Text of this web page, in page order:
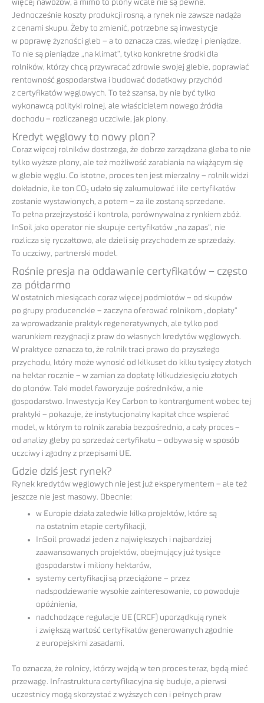
więcej nawozów, a mimo to plony wcale nie są pewne.
Jednocześnie koszty produkcji rosną, a rynek nie zawsze nadąża
z cenami skupu. Żeby to zmienić, potrzebne są inwestycje
w poprawę żyzności gleb – a to oznacza czas, wiedzę i pieniądze.
To nie są pieniądze „na klimat”, tylko konkretne środki dla
rolników, którzy chcą przywracać zdrowie swojej glebie, poprawiać
rentowność gospodarstwa i budować dodatkowy przychód
z certyfikatów węglowych. To też szansa, by nie być tylko
wykonawcą polityki rolnej, ale właścicielem nowego źródła
dochodu – rozliczanego uczciwie, jak plony.
Kredyt węglowy to nowy plon?
Coraz więcej rolników dostrzega, że dobrze zarządzana gleba to nie
tylko wyższe plony, ale też możliwość zarabiania na wiążącym się
w glebie węglu. Co istotne, proces ten jest mierzalny – rolnik widzi
dokładnie, ile ton CO₂ udało się zakumulować i ile certyfikatów
zostanie wystawionych, a potem – za ile zostaną sprzedane.
To pełna przejrzystość i kontrola, porównywalna z rynkiem zbóż.
InSoil jako operator nie skupuje certyfikatów „na zapas”, nie
rozlicza się ryczałtowo, ale dzieli się przychodem ze sprzedaży.
To uczciwy, partnerski model.
Rośnie presja na oddawanie certyfikatów – często
za półdarmo
W ostatnich miesiącach coraz więcej podmiotów – od skupów
po grupy producenckie – zaczyna oferować rolnikom „dopłaty”
za wprowadzanie praktyk regeneratywnych, ale tylko pod
warunkiem rezygnacji z praw do własnych kredytów węglowych.
W praktyce oznacza to, że rolnik traci prawo do przyszłego
przychodu, który może wynosić od kilkuset do kilku tysięcy złotych
na hektar rocznie – w zamian za dopłatę kilkudziesięciu złotych
do plonów. Taki model faworyzuje pośredników, a nie
gospodarstwo. Inwestycja Key Carbon to kontrargument wobec tej
praktyki – pokazuje, że instytucjonalny kapitał chce wspierać
model, w którym to rolnik zarabia bezpośrednio, a cały proces –
od analizy gleby po sprzedaż certyfikatu – odbywa się w sposób
uczciwy i zgodny z przepisami UE.
Gdzie dziś jest rynek?
Rynek kredytów węglowych nie jest już eksperymentem – ale też
jeszcze nie jest masowy. Obecnie:
w Europie działa zaledwie kilka projektów, które są
na ostatnim etapie certyfikacji,
InSoil prowadzi jeden z największych i najbardziej
zaawansowanych projektów, obejmujący już tysiące
gospodarstw i miliony hektarów,
systemy certyfikacji są przeciążone – przez
nadspodziewanie wysokie zainteresowanie, co powoduje
opóźnienia,
nadchodzące regulacje UE (CRCF) uporządkują rynek
i zwiększą wartość certyfikatów generowanych zgodnie
z europejskimi zasadami.
To oznacza, że rolnicy, którzy wejdą w ten proces teraz, będą mieć
przewagę. Infrastruktura certyfikacyjna się buduje, a pierwsi
uczestnicy mogą skorzystać z wyższych cen i pełnych praw